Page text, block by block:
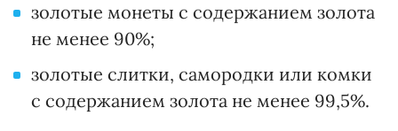
золотые монеты с содержанием золота
не менее 90%;
золотые слитки, самородки или комки
с содержанием золота не менее 99,5%.